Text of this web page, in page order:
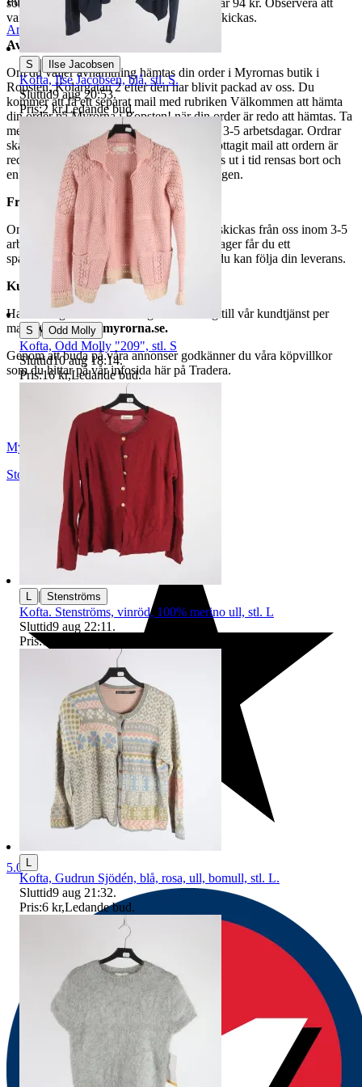
som avslutas samma dag. Samfraktspriset är 94 kr. Observera att
varor märkta endast avhämtning inte kan skickas.
Avhämtning
Om du väljer avhämtning hämtas din order i Myrornas butik i
Ropsten, Kolargatan 2 efter den har blivit packad av oss. Du
kommer att få ett separat mail med rubriken Välkommen att hämta
din order på Myrorna i Ropsten! när din order är redo att hämtas. Ta
med legitimation. Hanteringstiden är cirka 3-5 arbetsdagar. Ordrar
ska hämtas senast 7 dagar efter att man mottagit mail att ordern är
redo för avhämtning. Ordrar som ej hämtas ut i tid rensas bort och
en avgift på 84 kr dras av från återbetalningen.
Frakt
Om du har valt frakt kommer din vara att skickas från oss inom 3-5
arbetsdagar. När din vara har lämnat vårt lager får du ett
spårningsnummer av DSV inom kort där du kan följa din leverans.
Kundservice
Har du frågor eller funderingar hör av dig till vår kundtjänst per
mail: webbshop@myrorna.se.
Genom att buda på våra annonser godkänner du våra köpvillkor
som du hittar på vår infosida här på Tradera.
Anmäl Sälj liknande
Myrorna
Stockholm
, Sverige
5.0
S | Ilse Jacobsen
Kofta, Ilse Jacobsen, blå, stl. S.
Sluttid9 aug 20:53.
Pris:2 kr,Ledande bud.
S | Odd Molly
Kofta, Odd Molly "209", stl. S
Sluttid10 aug 18:14.
Pris:16 kr,Ledande bud.
| Stenströms
Kofta. Stenströms, vinröd, 100% merino ull, stl. L
Sluttid9 aug 22:11 .
Pris:140 kr
Kofta, Gudrun Sjödén, blå, rosa, ull, bomull, stl. L.
Sluttid9 aug 21:32.
Pris:6 kr,Ledande bud.